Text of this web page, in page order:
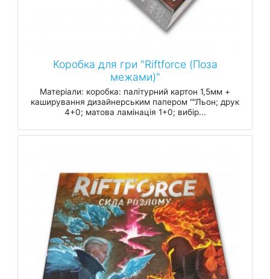
Коробка для гри "Riftforce (Поза
межами)"
Матеріали: коробка: палітурний картон 1,5мм +
каширування дизайнерським папером ""Льон; друк
4+0; матова ламінація 1+0; вибір...